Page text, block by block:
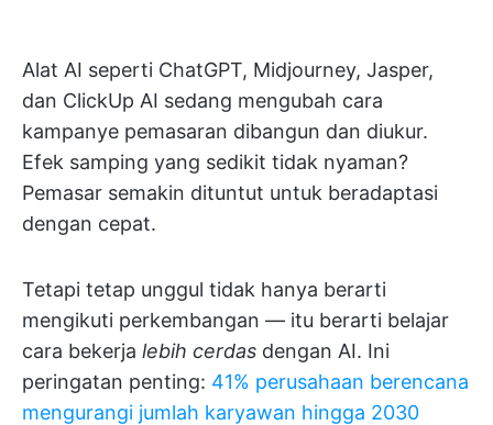
Alat AI seperti ChatGPT, Midjourney, Jasper,
dan ClickUp AI sedang mengubah cara
kampanye pemasaran dibangun dan diukur.
Efek samping yang sedikit tidak nyaman?
Pemasar semakin dituntut untuk beradaptasi
dengan cepat.
Tetapi tetap unggul tidak hanya berarti
mengikuti perkembangan — itu berarti belajar
cara bekerja lebih cerdas dengan AI. Ini
peringatan penting: 41% perusahaan berencana
mengurangi jumlah karyawan hingga 2030